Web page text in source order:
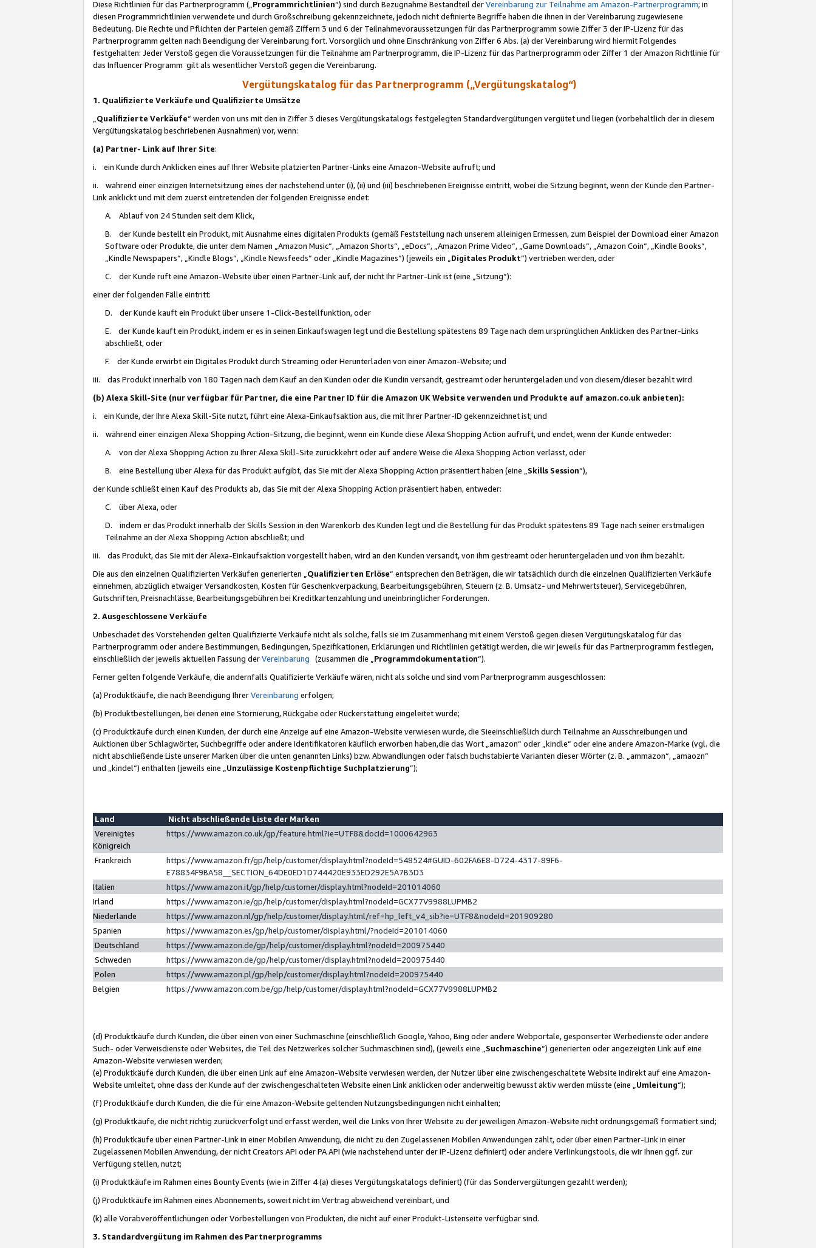
Diese Richtlinien für das Partnerprogramm („Programmrichtlinien“) sind durch Bezugnahme Bestandteil derVereinbarung zur Teilnahme am Amazon-Partnerprogramm; in
diesen Programmrichtlinien verwendete und durch Großschreibung gekennzeichnete, jedoch nicht definierte Begriffe haben die ihnen in der Vereinbarung zugewiesene
Bedeutung. Die Rechte und Pflichten der Parteien gemäß Ziffern 3 und 6 der Teilnahmevoraussetzungen für das Partnerprogramm sowie Ziffer 3 der IP-Lizenz für das
Partnerprogramm gelten nach Beendigung der Vereinbarung fort. Vorsorglich und ohne Einschränkung von Ziffer 6 Abs. (a) der Vereinbarung wird hiermit Folgendes
festgehalten: Jeder Verstoß gegen die Voraussetzungen für die Teilnahme am Partnerprogramm, die IP-Lizenz für das Partnerprogramm oder Ziffer 1 der Amazon Richtlinie für
das Influencer Programm gilt als wesentlicher Verstoß gegen die Vereinbarung.
Vergütungskatalog für das Partnerprogramm („Vergütungskatalog“)
1. Qualifizierte Verkäufe und Qualifizierte Umsätze
Qualifizierte Verkäufe“ werden von uns mit den in Ziffer 3 dieses Vergütungskatalogs festgelegten Standardvergütungen vergütet und liegen (vorbehaltlich der in diesem
Vergütungskatalog beschriebenen Ausnahmen) vor, wenn:
(a) Partner- Link auf Ihrer Site:
i. ein Kunde durch Anklicken eines auf Ihrer Website platzierten Partner-Links eine Amazon-Website aufruft; und
ii. während einer einzigen Internetsitzung eines der nachstehend unter (i), (ii) und (iii) beschriebenen Ereignisse eintritt, wobei die Sitzung beginnt, wenn der Kunde den Partner-
Link anklickt und mit dem zuerst eintretenden der folgenden Ereignisse endet:
A. Ablauf von 24 Stunden seit dem Klick,
B. der Kunde bestellt ein Produkt, mit Ausnahme eines digitalen Produkts (gemäß Feststellung nach unserem alleinigen Ermessen, zum Beispiel der Download einer Amazon
Software oder Produkte, die unter dem Namen „Amazon Music“, „Amazon Shorts“, „eDocs“, „Amazon Prime Video“, „Game Downloads“, „Amazon Coin“, „Kindle Books“,
„Kindle Newspapers“, „Kindle Blogs“, „Kindle Newsfeeds“ oder „Kindle Magazines“) (jeweils ein „ Digitales Produkt“) vertrieben werden, oder
C. der Kunde ruft eine Amazon-Website über einen Partner-Link auf, der nicht Ihr Partner-Link ist (eine „Sitzung“):
einer der folgenden Fälle eintritt:
D. der Kunde kauft ein Produkt über unsere 1-Click-Bestellfunktion, oder
E. der Kunde kauft ein Produkt, indem er es in seinen Einkaufswagen legt und die Bestellung spätestens 89 Tage nach dem ursprünglichen Anklicken des Partner-Links
abschließt, oder
F. der Kunde erwirbt ein Digitales Produkt durch Streaming oder Herunterladen von einer Amazon-Website; und
iii. das Produkt innerhalb von 180 Tagen nach dem Kauf an den Kunden oder die Kundin versandt, gestreamt oder heruntergeladen und von diesem/dieser bezahlt wird
(b) Alexa Skill-Site (nur verfügbar für Partner, die eine Partner ID für die Amazon UK Website verwenden und Produkte auf amazon.co.uk anbieten):
i. ein Kunde, der Ihre Alexa Skill-Site nutzt, führt eine Alexa-Einkaufsaktion aus, die mit Ihrer Partner-ID gekennzeichnet ist; und
ii. während einer einzigen Alexa Shopping Action-Sitzung, die beginnt, wenn ein Kunde diese Alexa Shopping Action aufruft, und endet, wenn der Kunde entweder:
A. von der Alexa Shopping Action zu Ihrer Alexa Skill-Site zurückkehrt oder auf andere Weise die Alexa Shopping Action verlässt, oder
B. eine Bestellung über Alexa für das Produkt aufgibt, das Sie mit der Alexa Shopping Action präsentiert haben (eine „ Skills Session“),
der Kunde schließt einen Kauf des Produkts ab, das Sie mit der Alexa Shopping Action präsentiert haben, entweder:
C. über Alexa, oder
D. indem er das Produkt innerhalb der Skills Session in den Warenkorb des Kunden legt und die Bestellung für das Produkt spätestens 89 Tage nach seiner erstmaligen
Teilnahme an der Alexa Shopping Action abschließt; und
iii. das Produkt, das Sie mit der Alexa-Einkaufsaktion vorgestellt haben, wird an den Kunden versandt, von ihm gestreamt oder heruntergeladen und von ihm bezahlt.
Die aus den einzelnen Qualifizierten Verkäufen generierten „ Qualifizierten Erlöse“ entsprechen den Beträgen, die wir tatsächlich durch die einzelnen Qualifizierten Verkäufe
einnehmen, abzüglich etwaiger Versandkosten, Kosten für Geschenkverpackung, Bearbeitungsgebühren, Steuern (z. B. Umsatz- und Mehrwertsteuer), Servicegebühren,
Gutschriften, Preisnachlässe, Bearbeitungsgebühren bei Kreditkartenzahlung und uneinbringlicher Forderungen.
2. Ausgeschlossene Verkäufe
Unbeschadet des Vorstehenden gelten Qualifizierte Verkäufe nicht als solche, falls sie im Zusammenhang mit einem Verstoß gegen diesen Vergütungskatalog für das
Partnerprogramm oder andere Bestimmungen, Bedingungen, Spezifikationen, Erklärungen und Richtlinien getätigt werden, die wir jeweils für das Partnerprogramm festlegen,
einschließlich der jeweils aktuellen Fassung derVereinbarung (zusammen die „ Programmdokumentation“).
Ferner gelten folgende Verkäufe, die andernfalls Qualifizierte Verkäufe wären, nicht als solche und sind vom Partnerprogramm ausgeschlossen:
(a) Produktkäufe, die nach Beendigung IhrerVereinbarung erfolgen;
(b) Produktbestellungen, bei denen eine Stornierung, Rückgabe oder Rückerstattung eingeleitet wurde;
(c) Produktkäufe durch einen Kunden, der durch eine Anzeige auf eine Amazon-Website verwiesen wurde, die Sieeinschließlich durch Teilnahme an Ausschreibungen und
Auktionen über Schlagwörter, Suchbegriffe oder andere Identifikatoren käuflich erworben haben,die das Wort „amazon“ oder „kindle“ oder eine andere Amazon-Marke (vgl. die
nicht abschließende Liste unserer Marken über die unten genannten Links) bzw. Abwandlungen oder falsch buchstabierte Varianten dieser Wörter (z. B. „ammazon“, „amaozn“
und „kindel“) enthalten (jeweils eine „ Unzulässige Kostenpflichtige Suchplatzierung”);
Land
Nicht abschließende Liste der Marken
Vereinigtes
Königreich
https://www.amazon.co.uk/gp/feature.html?ie=UTF8&docId=1000642963
Frankreich
https://www.amazon.fr/gp/help/customer/display.html?nodeId=548524#GUID-602FA6E8-D724-4317-89F6-
E78834F9BA58__SECTION_64DE0ED1D744420E933ED292E5A7B3D3
Italien
https://www.amazon.it/gp/help/customer/display.html?nodeId=201014060
Irland
https://www.amazon.ie/gp/help/customer/display.html?nodeId=GCX77V9988LUPMB2
Niederlande
https://www.amazon.nl/gp/help/customer/display.html/ref=hp_left_v4_sib?ie=UTF8&nodeId=201909280
Spanien
https://www.amazon.es/gp/help/customer/display.html/?nodeId=201014060
Deutschland
https://www.amazon.de/gp/help/customer/display.html?nodeId=200975440
Schweden
https://www.amazon.de/gp/help/customer/display.html?nodeId=200975440
Polen
https://www.amazon.pl/gp/help/customer/display.html?nodeId=200975440
Belgien
https://www.amazon.com.be/gp/help/customer/display.html?nodeId=GCX77V9988LUPMB2
(d) Produktkäufe durch Kunden, die über einen von einer Suchmaschine (einschließlich Google, Yahoo, Bing oder andere Webportale, gesponserter Werbedienste oder andere
Such- oder Verweisdienste oder Websites, die Teil des Netzwerkes solcher Suchmaschinen sind), (jeweils eine „ Suchmaschine“) generierten oder angezeigten Link auf eine
Amazon-Website verwiesen werden;
(e) Produktkäufe durch Kunden, die über einen Link auf eine Amazon-Website verwiesen werden, der Nutzer über eine zwischengeschaltete Website indirekt auf eine Amazon-
Website umleitet, ohne dass der Kunde auf der zwischengeschalteten Website einen Link anklicken oder anderweitig bewusst aktiv werden müsste (eine „ Umleitung“);
(f) Produktkäufe durch Kunden, die die für eine Amazon-Website geltenden Nutzungsbedingungen nicht einhalten;
(g) Produktkäufe, die nicht richtig zurückverfolgt und erfasst werden, weil die Links von Ihrer Website zu der jeweiligen Amazon-Website nicht ordnungsgemäß formatiert sind;
(h) Produktkäufe über einen Partner-Link in einer Mobilen Anwendung, die nicht zu den Zugelassenen Mobilen Anwendungen zählt, oder über einen Partner-Link in einer
Zugelassenen Mobilen Anwendung, der nicht Creators API oder PA API (wie nachstehend unter der IP-Lizenz definiert) oder andere Verlinkungstools, die wir Ihnen ggf. zur
Verfügung stellen, nutzt;
(i) Produktkäufe im Rahmen eines Bounty Events (wie in Ziffer 4 (a) dieses Vergütungskatalogs definiert) (für das Sondervergütungen gezahlt werden);
(j) Produktkäufe im Rahmen eines Abonnements, soweit nicht im Vertrag abweichend vereinbart, und
(k) alle Vorabveröffentlichungen oder Vorbestellungen von Produkten, die nicht auf einer Produkt-Listenseite verfügbar sind.
3. Standardvergütung im Rahmen des Partnerprogramms